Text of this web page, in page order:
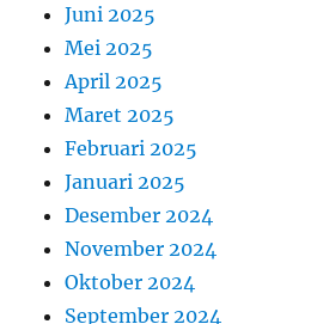
Juni 2025
Mei 2025
April 2025
Maret 2025
Februari 2025
Januari 2025
Desember 2024
November 2024
Oktober 2024
September 2024